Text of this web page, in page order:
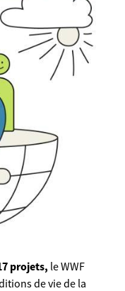
projets, le WWF
de vie de la